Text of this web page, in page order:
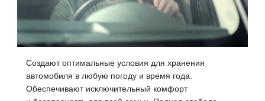
Создают оптимальные условия для хранения
автомобиля в любую погоду и время года.
Обеспечивают исключительный комфорт